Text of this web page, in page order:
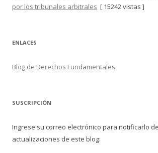
por los tribunales arbitrales [ 15242 vistas ]
ENLACES
Blog de Derechos Fundamentales
SUSCRIPCIÓN
Ingrese su correo electrónico para notificarlo
actualizaciones de este blog: